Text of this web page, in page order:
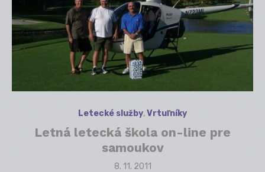
Letecké služby,Vrtuľníky
Letná letecká škola on-line pre
samoukov
Posted
8. 11. 2011